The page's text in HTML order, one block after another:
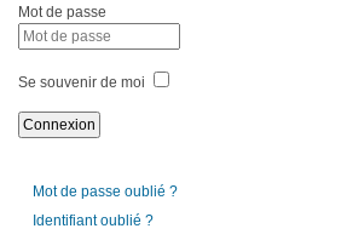
Mot de passe
Se souvenir de moi
Mot de passe oublié ?
Identifiant oublié ?